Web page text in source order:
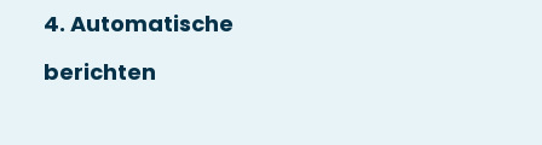
4. Automatische
berichten